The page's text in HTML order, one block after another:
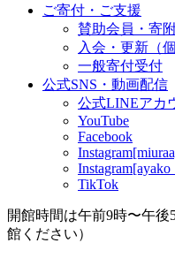
ご寄付・ご支援
賛助会員・寄
入会・更新（
一般寄付受付
公式SNS・動画配信
公式LINEアカ
YouTube
Facebook
TikTok
開館時間は午前9時〜午後
館ください）